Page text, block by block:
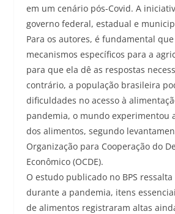
em um cenário pós-Covid. A
governo federal, estadual e
Para os autores, é fundamental
mecanismos específicos para a
para que ela dê as respostas
contrário, a população brasileira
dificuldades no acesso à
pandemia, o mundo experimentou
dos alimentos, segundo
Organização para Cooperação do
Econômico (OCDE).
O estudo publicado no BPS
durante a pandemia, itens
de alimentos registraram altas